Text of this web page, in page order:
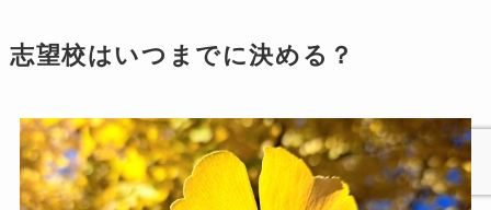
志望校はいつまでに決める？